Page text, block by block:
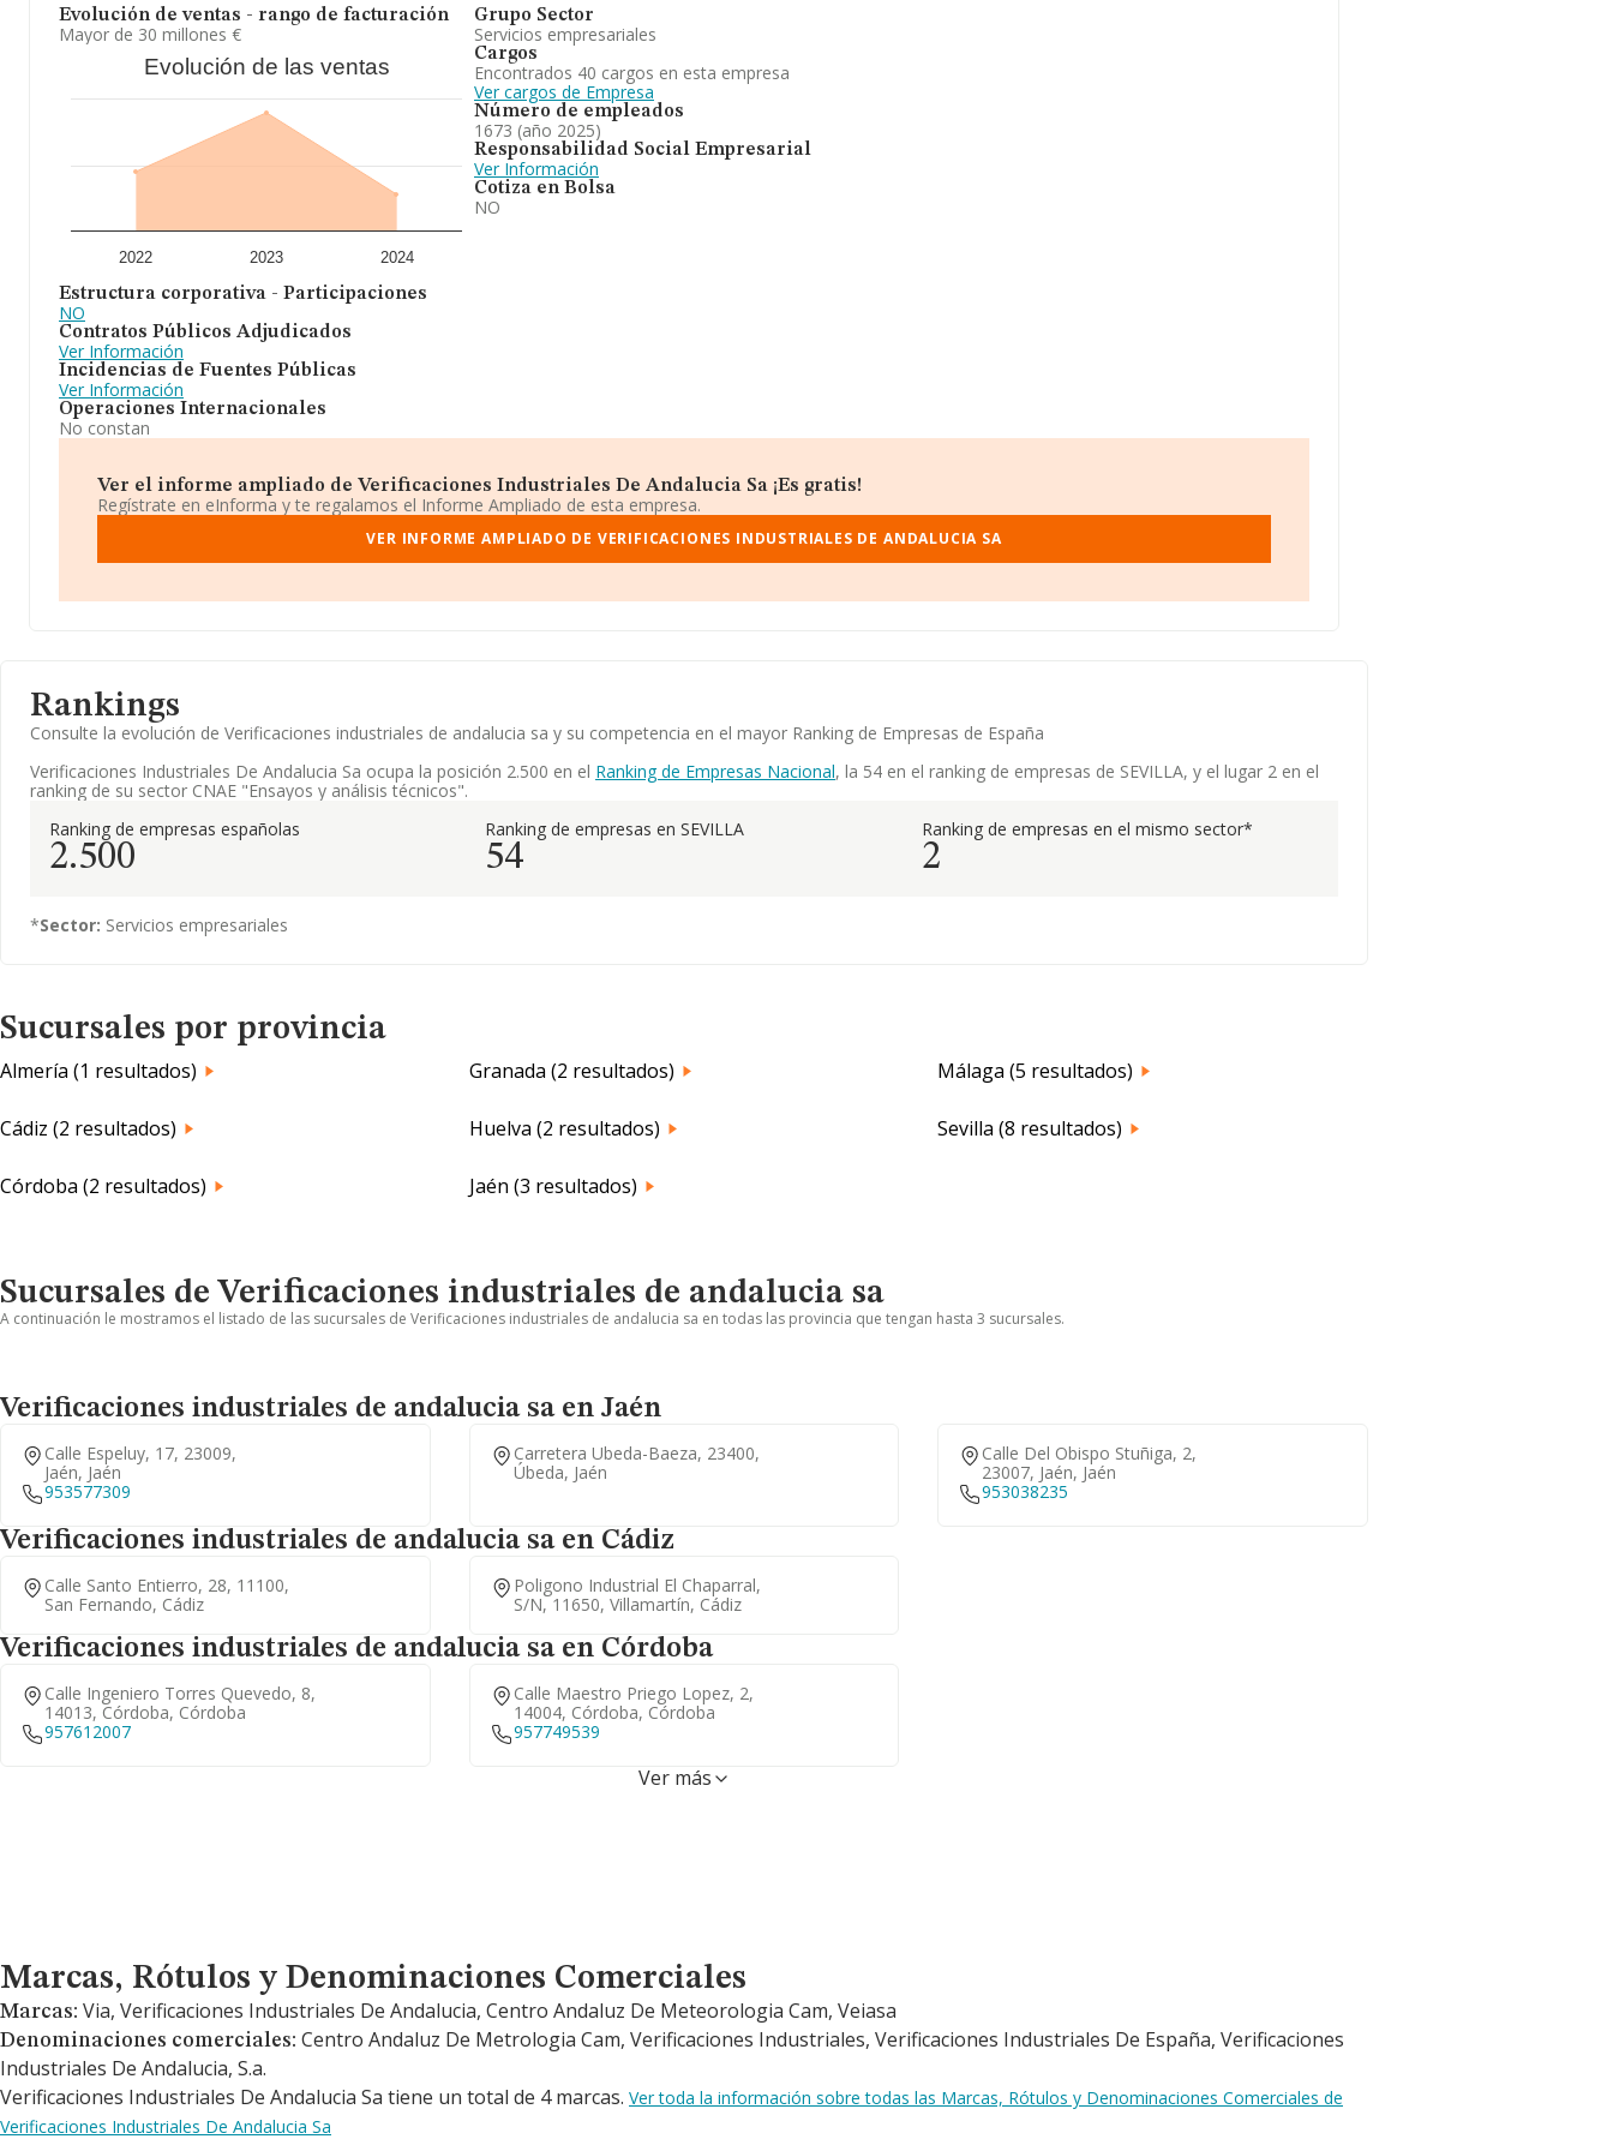
Evolución de ventas - rango de facturación
Mayor de 30 millones €
Evolución de las ventas
2022 2023 2024
Estructura corporativa - Participaciones
NO
Contratos Públicos Adjudicados
Ver Información
Incidencias de Fuentes Públicas
Ver Información
Operaciones Internacionales
No constan
Grupo Sector
Servicios empresariales
Cargos
Encontrados 40 cargos en esta empresa
Ver cargos de Empresa
Número de empleados
1673 (año 2025)
Responsabilidad Social Empresarial
Ver Información
Cotiza en Bolsa
NO
Ver el informe ampliado de Verificaciones Industriales De Andalucia Sa ¡Es gratis!
Regístrate en eInforma y te regalamos el Informe Ampliado de esta empresa.
VER INFORME AMPLIADO DE VERIFICACIONES INDUSTRIALES DE ANDALUCIA SA
Rankings
Consulte la evolución de Verificaciones industriales de andalucia sa y su competencia en el mayor Ranking de Empresas de España
Verificaciones Industriales De Andalucia Sa ocupa la posición 2.500 en el Ranking de Empresas Nacional, la 54 en el ranking de empresas de SEVILLA, y el lugar 2 en el
ranking de su sector CNAE "Ensayos y análisis técnicos".
Ranking de empresas españolas
2.500
Ranking de empresas en SEVILLA
54
Ranking de empresas en el mismo sector*
2
*Sector: Servicios empresariales
Sucursales por provincia
Almería (1 resultados)
Cádiz (2 resultados)
Córdoba (2 resultados)
Granada (2 resultados)
Huelva (2 resultados)
Jaén (3 resultados)
Málaga (5 resultados)
Sevilla (8 resultados)
Sucursales de Verificaciones industriales de andalucia sa
A continuación le mostramos el listado de las sucursales de Verificaciones industriales de andalucia sa en todas las provincia que tengan hasta 3 sucursales.
Verificaciones industriales de andalucia sa en Jaén
Calle Espeluy, 17, 23009,
Jaén, Jaén
953577309
Carretera Ubeda-Baeza, 23400,
Úbeda, Jaén
Calle Del Obispo Stuñiga, 2,
23007, Jaén, Jaén
953038235
Verificaciones industriales de andalucia sa en Cádiz
Calle Santo Entierro, 28, 11100,
San Fernando, Cádiz
Poligono Industrial El Chaparral,
S/n, 11650, Villamartín, Cádiz
Verificaciones industriales de andalucia sa en Córdoba
Calle Ingeniero Torres Quevedo, 8,
14013, Córdoba, Córdoba
957612007
Calle Maestro Priego Lopez, 2,
14004, Córdoba, Córdoba
957749539
Ver más
Marcas, Rótulos y Denominaciones Comerciales
Marcas, Rótulos y Denominaciones Comerciales
Marcas: Via, Verificaciones Industriales De Andalucia, Centro Andaluz De Meteorologia Cam, Veiasa
Denominaciones comerciales: Centro Andaluz De Metrologia Cam, Verificaciones Industriales, Verificaciones Industriales De España, Verificaciones
Industriales De Andalucia, S.a.
Verificaciones Industriales De Andalucia Sa tiene un total de 4 marcas. Ver toda la información sobre todas las Marcas, Rótulos y Denominaciones Comerciales de
Verificaciones Industriales De Andalucia Sa